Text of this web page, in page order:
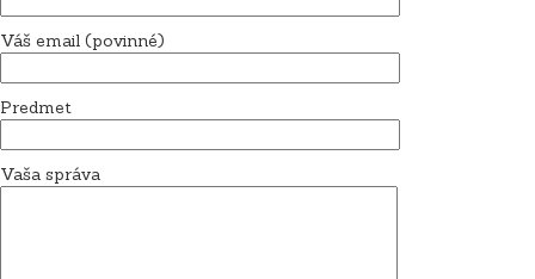
Váš email (povinné)
Predmet
Vaša správa